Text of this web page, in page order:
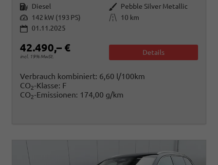
Kraftstoff Diesel Außenfarbe Pebble Silver Metallic
Leistung 142 kW (193 PS) Kilometerstand
10 km
01.11.2025
42.490,– €
incl. 19% MwSt.
Details
Verbrauch kombiniert: 6,60 l/100km
CO2-Klasse: F
CO2-Emissionen: 174,00 g/km